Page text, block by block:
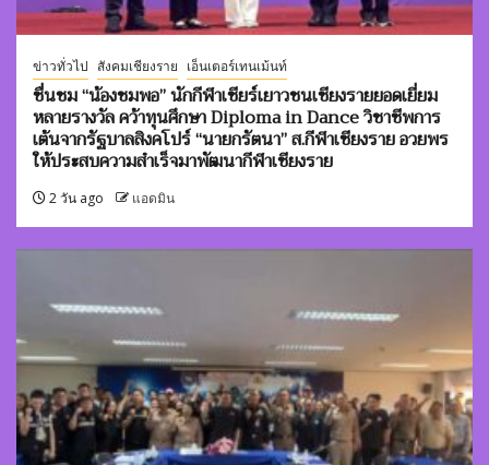
ข่าวทั่วไป สังคมเชียงราย เอ็นเตอร์เทนเม้นท์
ชื่นชม “น้องชมพอ” นักกีฬาเชียร์เยาวชนเชียงรายยอดเยี่ยม
หลายรางวัล คว้าทุนศึกษา Diploma in Dance วิชาชีพการ
เต้นจากรัฐบาลสิงคโปร์ “นายกรัตนา” ส.กีฬาเชียงราย อวยพร
ให้ประสบความสำเร็จมาพัฒนากีฬาเชียงราย
2 วัน ago แอดมิน